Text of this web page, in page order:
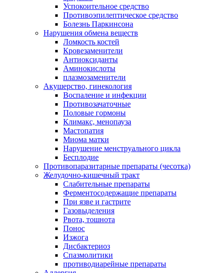
Успокоительное средство
Противоэпилептическое средство
Болезнь Паркинсона
Нарушения обмена веществ
Ломкость костей
Кровезаменители
Антиоксиданты
Аминокислоты
плазмозаменители
Акушерство, гинекология
Воспаление и инфекции
Противозачаточные
Половые гормоны
Климакс, менопауза
Мастопатия
Миома матки
Нарушение менструального цикла
Бесплодие
Противопаразитарные препараты (чесотка)
Желудочно-кишечный тракт
Слабительные препараты
Ферментосодержащие препараты
При язве и гастрите
Газовыделения
Рвота, тошнота
Понос
Изжога
Дисбактериоз
Спазмолитики
противодиарейные препараты